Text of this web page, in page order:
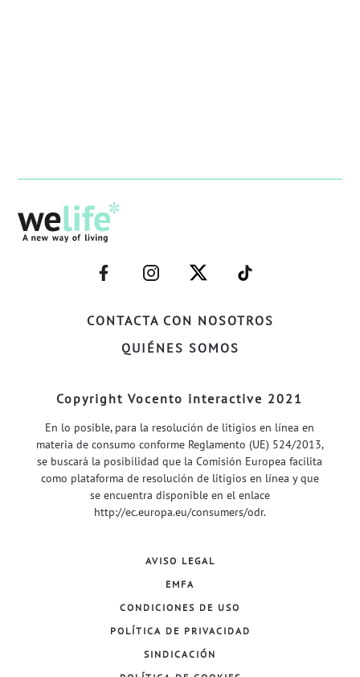
CONTACTA CON NOSOTROS
QUIÉNES SOMOS
–
FACEBOOK–
–
INSTAGRAM–
–
TWITTER–
–
WELIFE–
Copyright Vocento interactive 2021
En lo posible, para la resolución de litigios en línea en
materia de consumo conforme Reglamento (UE) 524/2013,
se buscará la posibilidad que la Comisión Europea facilita
como plataforma de resolución de litigios en línea y que
se encuentra disponible en el enlace
http://ec.europa.eu/consumers/odr.
AVISO LEGAL
EMFA
CONDICIONES DE USO
POLÍTICA DE PRIVACIDAD
SINDICACIÓN